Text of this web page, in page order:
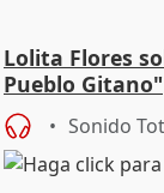
Lolita Flores
Pueblo Gitano"
Sonido